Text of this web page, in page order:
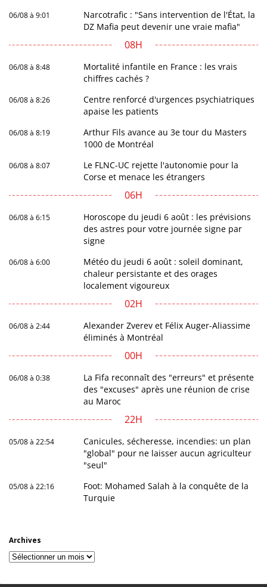
06/08 à 9:01
Narcotrafic : "Sans intervention de l'État, la
DZ Mafia peut devenir une vraie mafia"
08H
06/08 à 8:48
Mortalité infantile en France : les vrais
chiffres cachés ?
06/08 à 8:26
Centre renforcé d'urgences psychiatriques
apaise les patients
06/08 à 8:19
Arthur Fils avance au 3e tour du Masters
1000 de Montréal
06/08 à 8:07
Le FLNC-UC rejette l'autonomie pour la
Corse et menace les étrangers
06H
06/08 à 6:15
Horoscope du jeudi 6 août : les prévisions
des astres pour votre journée signe par
signe
06/08 à 6:00
Météo du jeudi 6 août : soleil dominant,
chaleur persistante et des orages
localement vigoureux
02H
06/08 à 2:44
Alexander Zverev et Félix Auger-Aliassime
éliminés à Montréal
00H
06/08 à 0:38
La Fifa reconnaît des "erreurs" et présente
des "excuses" après une réunion de crise
au Maroc
22H
05/08 à 22:54
Canicules, sécheresse, incendies: un plan
"global" pour ne laisser aucun agriculteur
"seul"
05/08 à 22:16
Foot: Mohamed Salah à la conquête de la
Turquie
Archives
Archives